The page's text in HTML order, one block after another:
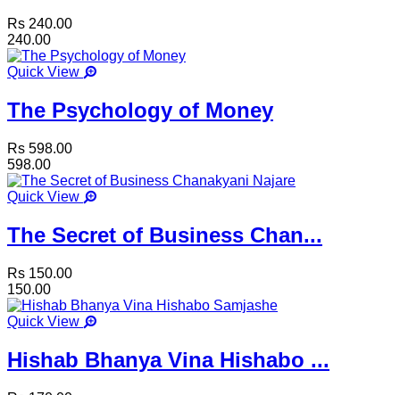
Rs 240.00
240.00
Quick View
The Psychology of Money
Rs 598.00
598.00
Quick View
The Secret of Business Chan...
Rs 150.00
150.00
Quick View
Hishab Bhanya Vina Hishabo ...